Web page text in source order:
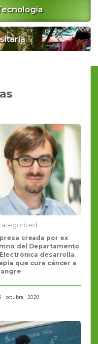
creada por ex
del Departamento
desarrolla
que cura cáncer a
· octubre · 2020